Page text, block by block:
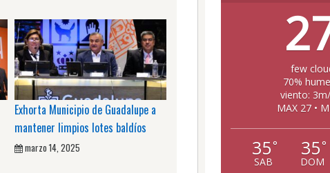
Exhorta Municipio de Guadalupe a
mantener limpios lotes baldíos
marzo 14, 2025
few
70%
viento:
MAX 27 •
35°
SAB
35°
DOM